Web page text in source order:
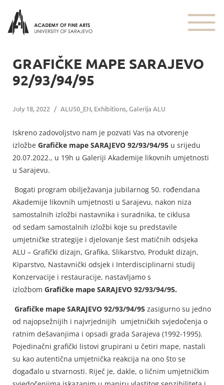
GRAFIČKE MAPE SARAJEVO
92/93/94/95
July 18, 2022 / ALU50_EN, Exhibitions,Galerija ALU
Iskreno zadovoljstvo nam je pozvati Vas na otvorenje
izložbe Grafičke mape SARAJEVO 92/93/94/95 u srijedu
20.07.2022., u 19h u Galeriji Akademije likovnih umjetnosti
u Sarajevu.
Bogati program obilježavanja jubilarnog 50. rođendana
Akademije likovnih umjetnosti u Sarajevu, nakon niza
samostalnih izložbi nastavnika i suradnika, te ciklusa
od sedam samostalnih izložbi koje su predstavile
umjetničke strategije i djelovanje šest matičnih odsjeka
ALU – Grafički dizajn, Grafika, Slikarstvo, Produkt dizajn,
Kiparstvo, Nastavnički odsjek i Interdisciplinarni studij
Konzervacije i restauracije, nastavljamo s
izložbom Grafičke mape SARAJEVO 92/93/94/95.
Grafičke mape SARAJEVO 92/93/94/95 zasigurno su jedno
od najopsežnijih i najvrjednijih umjetničkih svjedočenja o
ratnim dešavanjima i opsadi grada Sarajeva (1992-1995).
Pojedinačni grafički listovi grupirani u četiri mape, nastali
su kao autentična umjetnička reakcija na ono što se
događalo u stvarnosti. Riječ je, dakle, o ličnim umjetničkim